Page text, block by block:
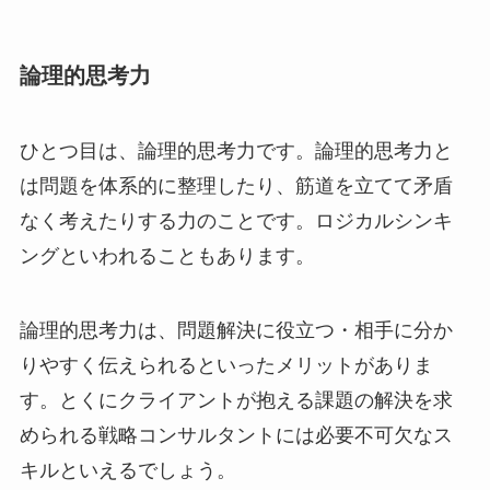
論理的思考力
ひとつ目は、論理的思考力です。論理的思考力と
は問題を体系的に整理したり、筋道を立てて矛盾
なく考えたりする力のことです。ロジカルシンキ
ングといわれることもあります。
論理的思考力は、問題解決に役立つ・相手に分か
りやすく伝えられるといったメリットがありま
す。とくにクライアントが抱える課題の解決を求
められる戦略コンサルタントには必要不可欠なス
キルといえるでしょう。